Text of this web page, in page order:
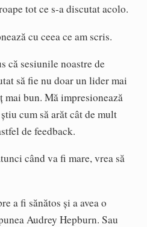
tot ce s-a discutat acolo.
cu ceea ce am scris.
că sesiunile noastre de
să fie nu doar un lider mai
mai bun. Mă impresionează
cum să arăt cât de mult
de feedback.
când va fi mare, vrea să
a fi sănătos și a avea o
Audrey Hepburn. Sau